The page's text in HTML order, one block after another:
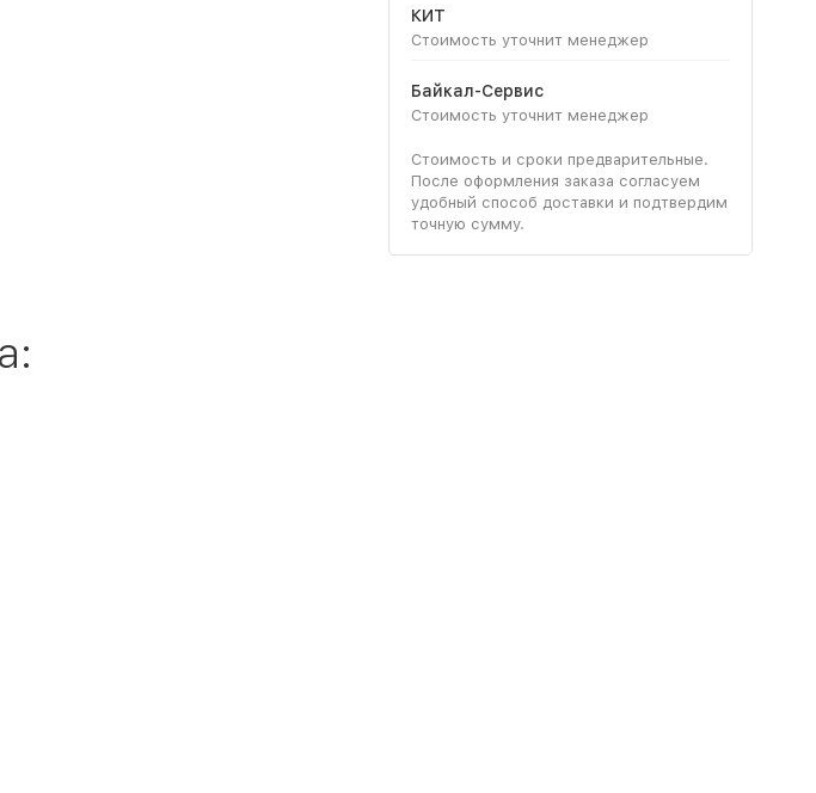
КИТ
Стоимость уточнит менеджер
Байкал-Сервис
Стоимость уточнит менеджер
Стоимость и сроки предварительные.
После оформления заказа согласуем
удобный способ доставки и подтвердим
точную сумму.